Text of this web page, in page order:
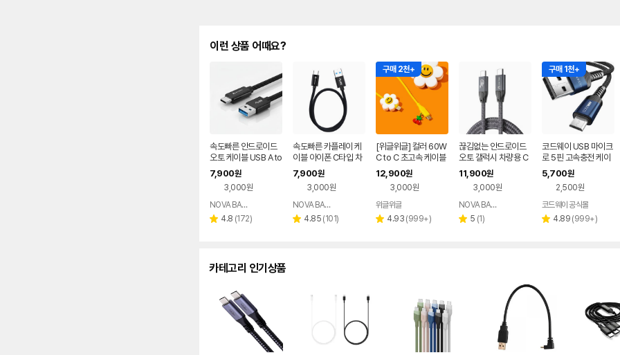
이런 상품 어때요?
속도빠른 안드로이드
오토 케이블 USB A to
C타입 USB3.2 Gen
2 10Gbps
7,900원
3,000원
NOVA BASE
별 4.8 리
(172)
속도빠른 카플레이 케
이블 아이폰 C타입 차
량용 A to C 고속충전
블랙 15cm
7,900원
3,000원
페이
NOVA BASE
별 4.85 리
(101)
구매 2천+
[위글위글] 컬러 60W
C to C 초고속 케이블
2종
12,900원
3,000원
페이
위글위글
별 4.93 리
(999+)
끊김없는 안드로이드
오토 갤럭시 차량용 C
to C 20Gbps 케이블
1m, 1개
11,900원
3,000원
NOVA BASE
별 5 리
(1)
구매 1천+
코드웨이 USB 마이크
로 5핀 고속충전 케이
블 3m, 1개
5,700원
2,500원
코드웨이 공식몰
별 4.89 리
(999+)
카테고리 인기상품